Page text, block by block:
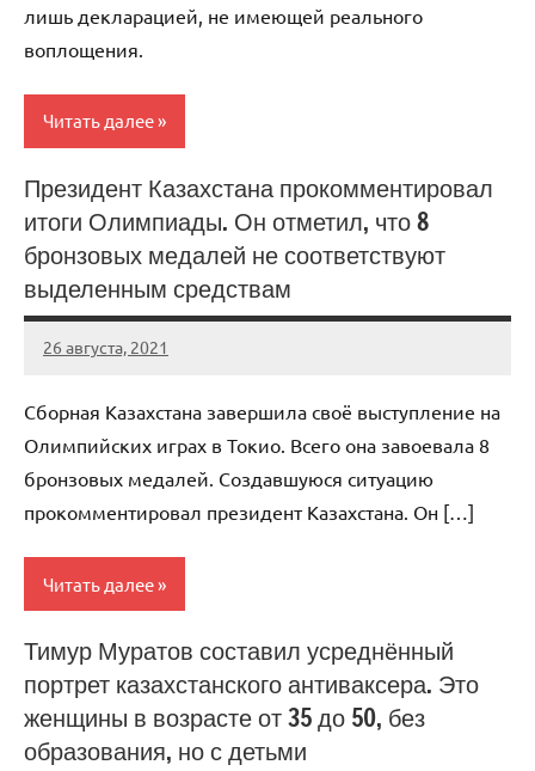
лишь декларацией, не имеющей реального
воплощения.
Читать далее
Мэтр
Президент Казахстана прокомментировал
итоги Олимпиады. Он отметил, что 8
бронзовых медалей не соответствуют
выделенным средствам
26 августа, 2021
KurnosovVIT
Нет
Сборная Казахстана завершила своё выступление на
Олимпийских играх в Токио. Всего она завоевала 8
бронзовых медалей. Создавшуюся ситуацию
прокомментировал президент Казахстана. Он […]
Читать далее
Мэтр
Тимур Муратов составил усреднённый
портрет казахстанского антиваксера. Это
женщины в возрасте от 35 до 50, без
образования, но с детьми